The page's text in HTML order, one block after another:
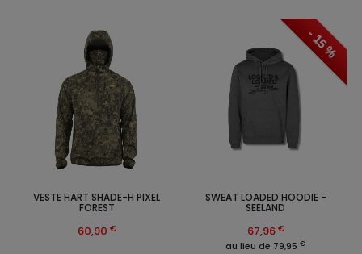
- 15 %
SWEAT LOADED HOODIE -
SEELAND
67,96 €
au lieu de 79,95 €
VESTE HART SHADE-H PIXEL
FOREST
60,90 €